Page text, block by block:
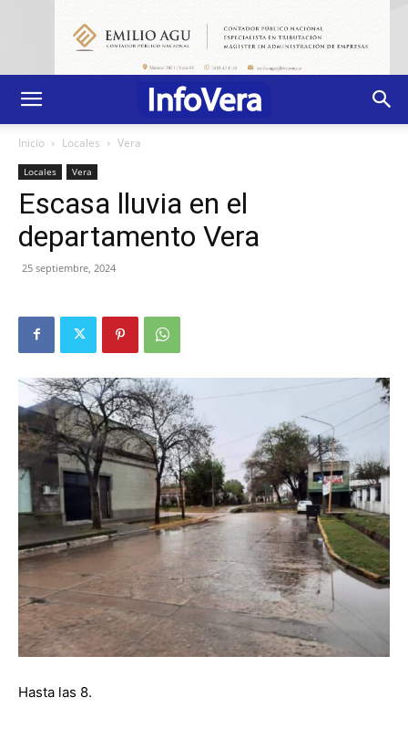
Inicio Locales Vera
Locales Vera
Escasa lluvia en el
departamento Vera
25 septiembre, 2024
Hasta las 8.